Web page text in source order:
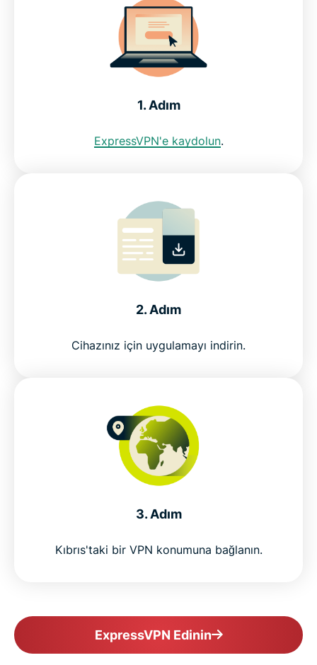
Kıbrıs'ta internet kısıtlamaları
SSS: Kıbrıs VPN'i kullanmak
ExpressVPN'in neden Kıbrıs internet kullanıcılarının
güvendiği VPN olduğunu görün
1. Adım
ExpressVPN'e kaydolun.
2. Adım
Cihazınız için uygulamayı indirin.
3. Adım
Kıbrıs'taki bir VPN konumuna bağlanın.
ExpressVPN Edinin